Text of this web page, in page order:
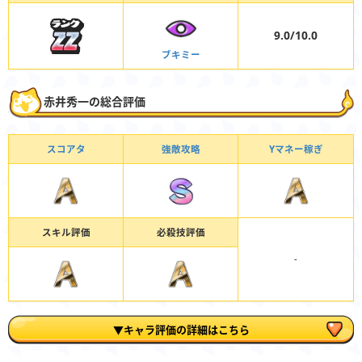
ブキミー
9.0/10.0
赤井秀一の総合評価
スコアタ 強敵攻略 Yマネー稼ぎ
スキル評価 必殺技評価
-
▼キャラ評価の詳細はこちら